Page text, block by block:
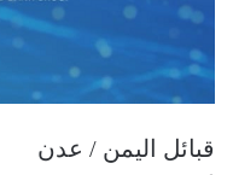
قبائل اليمن / عدن